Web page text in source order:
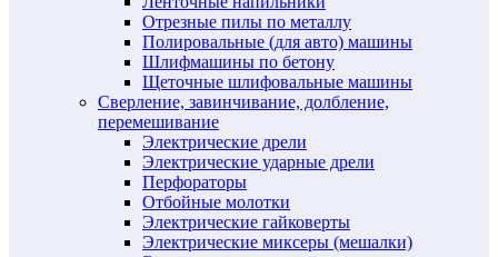
Отрезные пилы по металлу
Полировальные (для авто) машины
Шлифмашины по бетону
Щеточные шлифовальные машины
Сверление, завинчивание, долбление,
перемешивание
Электрические дрели
Электрические ударные дрели
Перфораторы
Отбойные молотки
Электрические гайковерты
Электрические миксеры (мешалки)